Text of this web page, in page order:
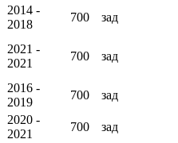
2014 -
2018
700 зад
2021 -
2021
700 зад
2016 -
2019
700 зад
2020 -
2021
700 зад